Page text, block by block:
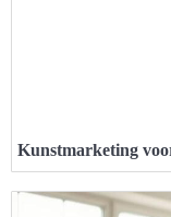
Kunstmarketing